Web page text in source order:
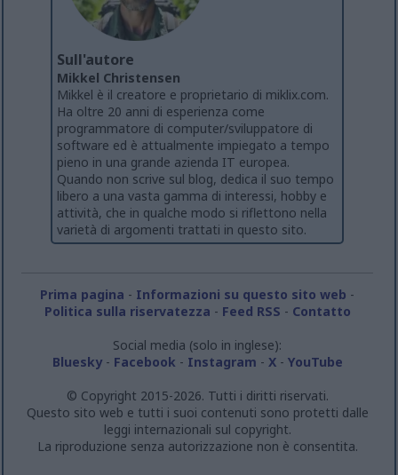
Sull'autore
Mikkel Christensen
Mikkel è il creatore e proprietario di miklix.com.
Ha oltre 20 anni di esperienza come
programmatore di computer/sviluppatore di
software ed è attualmente impiegato a tempo
pieno in una grande azienda IT europea.
Quando non scrive sul blog, dedica il suo tempo
libero a una vasta gamma di interessi, hobby e
attività, che in qualche modo si riflettono nella
varietà di argomenti trattati in questo sito.
Prima pagina - Informazioni su questo sito web -
Politica sulla riservatezza - Feed RSS - Contatto
Social media (solo in inglese):
Bluesky- Facebook - Instagram - X- YouTube
© Copyright 2015-2026. Tutti i diritti riservati.
Questo sito web e tutti i suoi contenuti sono protetti dalle
leggi internazionali sul copyright.
La riproduzione senza autorizzazione non è consentita.